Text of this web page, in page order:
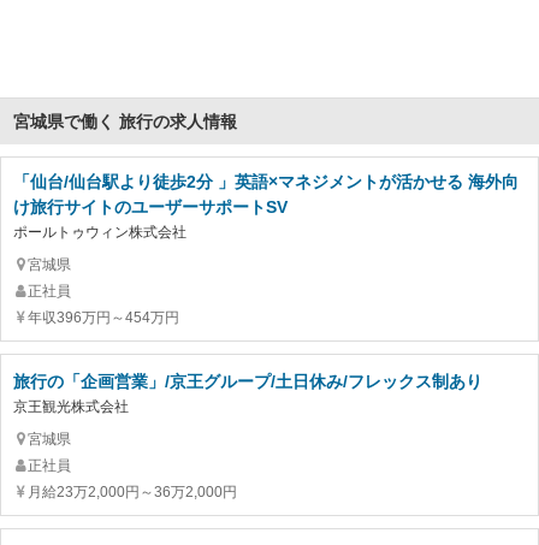
宮城県で働く 旅行の求人情報
「仙台/仙台駅より徒歩2分 」英語×マネジメントが活かせる 海外向
け旅行サイトのユーザーサポートSV
ポールトゥウィン株式会社
宮城県
正社員
年収396万円～454万円
旅行の「企画営業」/京王グループ/土日休み/フレックス制あり
京王観光株式会社
宮城県
正社員
月給23万2,000円～36万2,000円